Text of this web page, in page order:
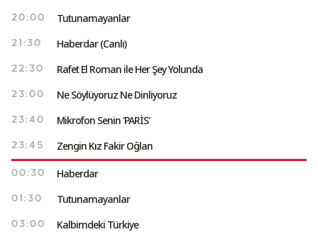
20:00 Tutunamayanlar
21:30 Haberdar (Canlı)
22:30 Rafet El Roman ile Her Şey Yolunda
23:00 Ne Söylüyoruz Ne Dinliyoruz
23:40 Mikrofon Senin 'PARİS'
23:45 Zengin Kız Fakir Oğlan
00:30 Haberdar
01:30 Tutunamayanlar
03:00 Kalbimdeki Türkiye